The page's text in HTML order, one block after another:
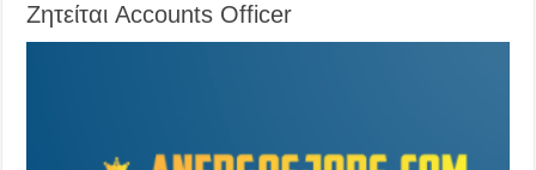
Ζητείται Accounts Officer